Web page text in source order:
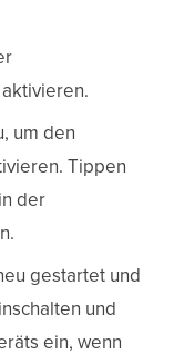
um den
Tippen
der
gestartet und
und
ein, wenn